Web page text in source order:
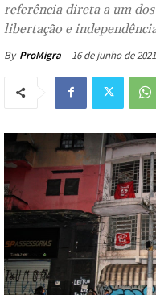
referência direta a um
libertação e
By ProMigra 16 de junho de 2021